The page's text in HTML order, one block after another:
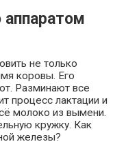
не только
коровы. Его
Разминают все
процесс лактации и
молоко из вымени.
кружку. Как
железы?